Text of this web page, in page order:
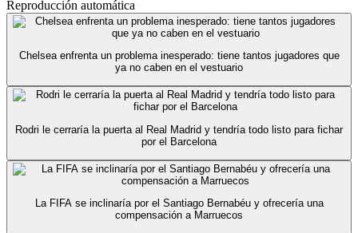
Reproducción automática
Chelsea enfrenta un problema inesperado: tiene tantos jugadores que
ya no caben en el vestuario
Rodri le cerraría la puerta al Real Madrid y tendría todo listo para fichar
por el Barcelona
La FIFA se inclinaría por el Santiago Bernabéu y ofrecería una
compensación a Marruecos